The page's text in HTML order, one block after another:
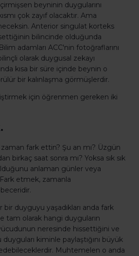
beyninin duygularını
çok zayıf olacaktır. Ama
Anterior singulat korteks
bilincinde olduğunda
adamları ACC'nin fotoğraflarını
olarak duygusal zekayı
kısa bir süre içinde beynin o
bir kalınlaşma görmüşlerdir.
için öğrenmen gereken iki
fark ettin? Şu an mı? Üzgün
birkaç saat sonra mı? Yoksa sık sık
anlaman günler veya
Fark etmek, zamanla
bir duyguyu yaşadıkları anda fark
tam olarak hangi duyguların
neresinde hissettiğini ve
kiminle paylaştığını büyük
Muhtemelen o anda